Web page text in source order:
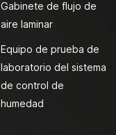
Gabinete de flujo de
aire laminar
Equipo de prueba de
laboratorio del sistema
de control de
humedad